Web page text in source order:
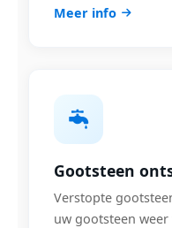
Meer info
Gootsteen
Verstopte
uw gootsteen